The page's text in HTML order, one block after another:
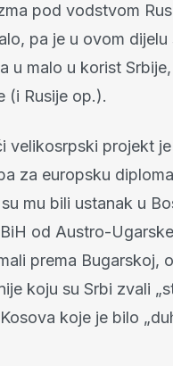
pod vodstvom
pa je u ovom dijelu
u malo u korist
(i Rusije op.).
velikosrpski projekt
za europsku
mu bili ustanak u
od Austro-
prema Bugarskoj,
koju su Srbi zvali
koje je bilo